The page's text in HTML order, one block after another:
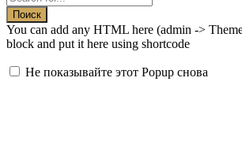
Поиск
You can add any HTML here (admin ->
block and put it here using shortcode
Не показывайте этот Popup снова